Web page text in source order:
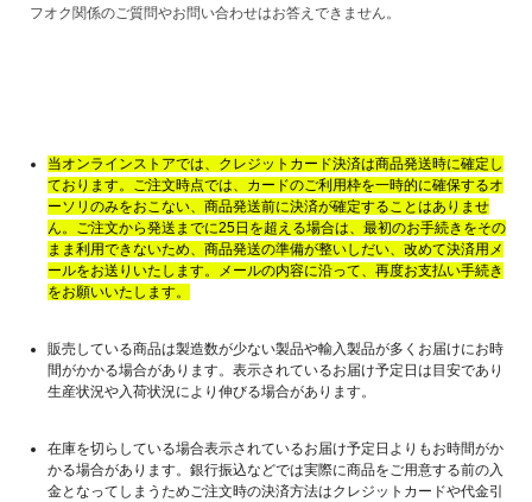
フオク関係のご質問やお問い合わせはお答えできません。
当オンラインストアでは、クレジットカード決済は商品発送時に確定し
ております。ご注文時点では、カードのご利用枠を一時的に確保するオ
ーソリのみをおこない、商品発送前に決済が確定することはありませ
ん。ご注文から発送までに25日を超える場合は、最初のお手続きをその
まま利用できないため、商品発送の準備が整いしだい、改めて決済用メ
ールをお送りいたします。メールの内容に沿って、再度お支払い手続き
をお願いいたします。
販売している商品は製造数が少ない製品や輸入製品が多くお届けにお時
間がかかる場合があります。表示されているお届け予定日は目安であり
生産状況や入荷状況により伸びる場合があります。
在庫を切らしている場合表示されているお届け予定日よりもお時間がか
かる場合があります。銀行振込などでは実際に商品をご用意する前の入
金となってしまうためご注文時の決済方法はクレジットカードや代金引